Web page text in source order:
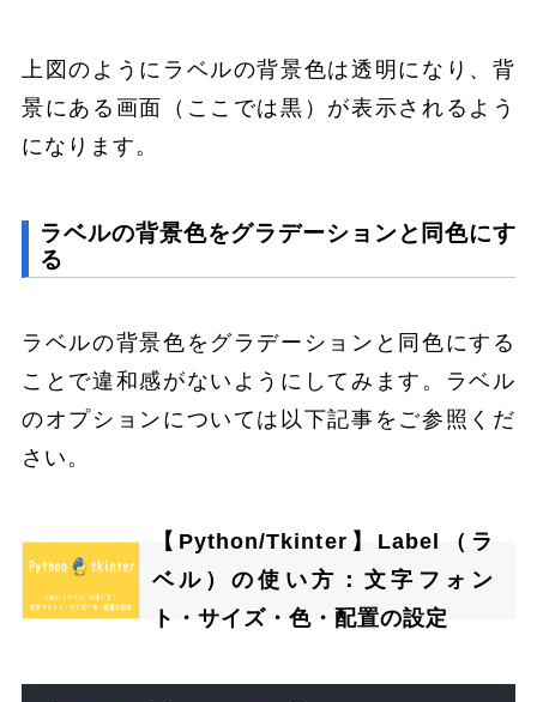
上図のようにラベルの背景色は透明になり、背
景にある画面（ここでは黒）が表示されるよう
になります。
ラベルの背景色をグラデーションと同色にす
る
ラベルの背景色をグラデーションと同色にする
ことで違和感がないようにしてみます。ラベル
のオプションについては以下記事をご参照くだ
さい。
【Python/Tkinter】Label（ラ
ベル）の使い方：文字フォン
ト・サイズ・色・配置の設定